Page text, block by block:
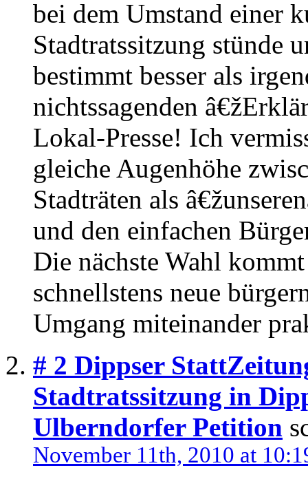
bei dem Umstand einer
Stadtratssitzung stünde
bestimmt besser als
nichtssagenden
Lokal-Presse! Ich
gleiche Augenhöhe
Stadträten als
und den einfachen
Die nächste Wahl
schnellstens neue
Umgang miteinander
# 2 Dippser
Stadtratssitzung in
Ulberndorfer Petition
November 11th, 2010 at